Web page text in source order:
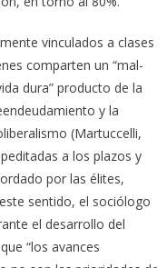
vinculados a clases
comparten un “mal-
dura” producto de la
y la
(Martuccelli,
a los plazos y
por las élites,
sentido, el sociólogo
el desarrollo del
“los avances